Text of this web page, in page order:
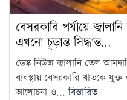
বেসরকারি পর্যায়ে
এখনো চূড়ান্ত সিদ্ধান্ত…
ডেস্ক নিউজ জ্বালানি তেল
ব্যবস্থায় বেসরকারি খাতকে যুক্ত
আলোচনা ও...বিস্তারিত